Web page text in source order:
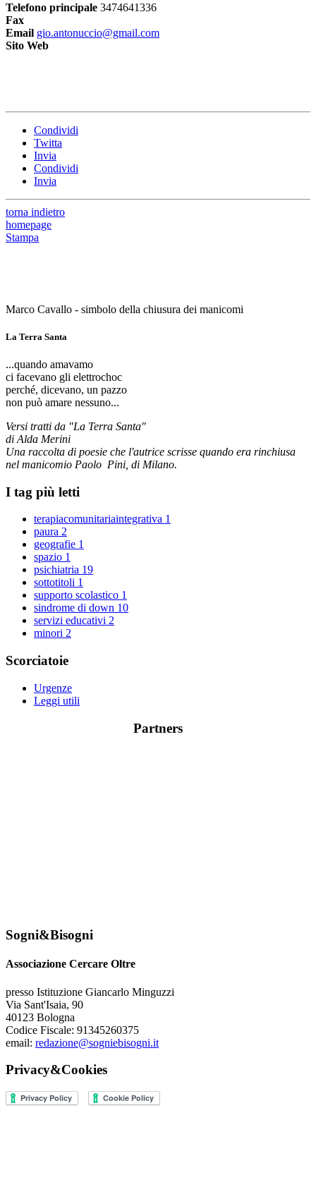
Telefono principale 3474641336
Fax
Email gio.antonuccio@gmail.com
Sito Web
Condividi
Twitta
Invia
Condividi
Invia
torna indietro
homepage
Stampa
Marco Cavallo - simbolo della chiusura dei manicomi
La Terra Santa
...quando amavamo
ci facevano gli elettrochoc
perché, dicevano, un pazzo
non può amare nessuno...
Versi tratti da "La Terra Santa"
di Alda Merini
Una raccolta di poesie che l'autrice scrisse quando era rinchiusa
nel manicomio Paolo Pini, di Milano.
I tag più letti
terapiacomunitariaintegrativa 1
paura 2
geografie 1
spazio 1
psichiatria 19
sottotitoli 1
supporto scolastico 1
sindrome di down 10
servizi educativi 2
minori 2
Scorciatoie
Urgenze
Leggi utili
Partners
Sogni&Bisogni
Associazione Cercare Oltre
presso Istituzione Giancarlo Minguzzi
Via Sant'Isaia, 90
40123 Bologna
Codice Fiscale: 91345260375
email: redazione@sogniebisogni.it
Privacy&Cookies